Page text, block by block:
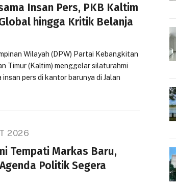
Insan Pers, PKB Kaltim
hingga Kritik Belanja
Wilayah (DPW) Partai Kebangkitan
Timur (Kaltim) menggelar silaturahmi
pers di kantor barunya di Jalan
2026
Tempati Markas Baru,
Politik Segera